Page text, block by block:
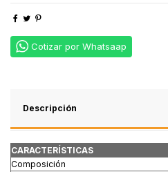
Cotizar por Whatsaap
Descripción
CARACTERÍSTICAS
Composición